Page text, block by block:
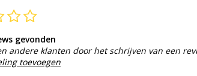
gevonden
andere klanten door het schrijven van een
toevoegen